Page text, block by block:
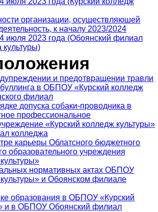
организации, осуществляюшей
к началу 2023/2024
июля 2023 года (Обоянский филиал
культуры)
и предотвращении травли
в ОБПОУ «Курский колледж
филиал
допуска собаки-проводника в
профессиональное
«Курский колледж культуры»
колледжа
карьеры Облатсного бюджетного
образовательного учреждения
нормативных актах ОБПОУ
и Обоянском филиале
образования в ОБПОУ «Курский
и в ОБПОУ Обоянский филиал